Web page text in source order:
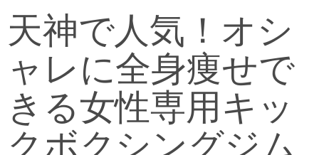
天神で人気！オシ
ャレに全身痩せで
きる女性専用キッ
クボクシングジム